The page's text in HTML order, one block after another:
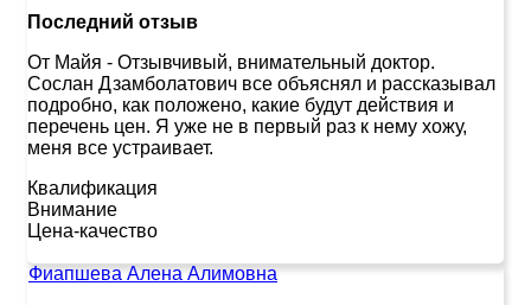
Последний отзыв
От Майя - Отзывчивый, внимательный доктор.
Сослан Дзамболатович все объяснял и рассказывал
подробно, как положено, какие будут действия и
перечень цен. Я уже не в первый раз к нему хожу,
меня все устраивает.
Квалификация
Внимание
Цена-качество
Фиапшева Алена Алимовна